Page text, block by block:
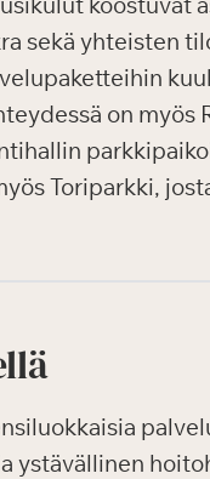
sekä yhteisten
on
Toriparkki,
ystävällinen